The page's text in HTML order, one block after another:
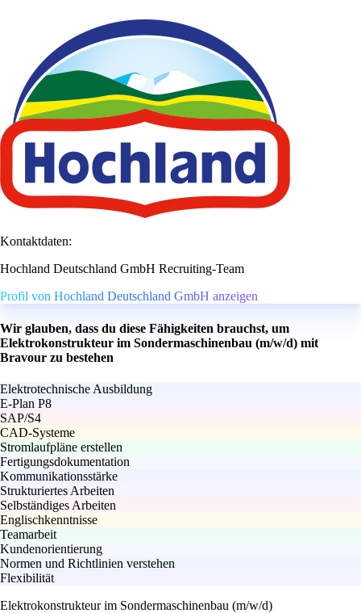
Kontaktdaten:
Hochland Deutschland GmbH Recruiting-Team
Profil von Hochland Deutschland GmbH anzeigen
Wir glauben, dass du diese Fähigkeiten brauchst, um
Elektrokonstrukteur im Sondermaschinenbau (m/w/d) mit
Bravour zu bestehen
Elektrotechnische Ausbildung
E-Plan P8
SAP/S4
CAD-Systeme
Stromlaufpläne erstellen
Fertigungsdokumentation
Kommunikationsstärke
Strukturiertes Arbeiten
Selbständiges Arbeiten
Englischkenntnisse
Teamarbeit
Kundenorientierung
Normen und Richtlinien verstehen
Flexibilität
Elektrokonstrukteur im Sondermaschinenbau (m/w/d)